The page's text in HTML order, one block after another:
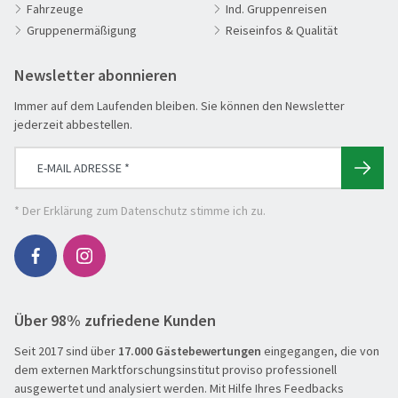
SUCHEN & BUCHEN
REISEKATEGORIE
Aktivreisen
Clubreisen
Deutschland erleben
Entspannen & Wohlfühlen
Erlebnisreise
Flugreisen
Flusskreuzfahrt
Genussreise
Hochseekreuzfahrt
Leserreisen
Osterreisen
Weihnachtsdorf Bad Sassendorf
Fahrzeuge
Gruppenermäßigung
Ind. Gruppenreisen
Reiseinfos & Qualität
Newsletter abonnieren
Immer auf dem Laufenden bleiben. Sie können den Newsletter
jederzeit abbestellen.
* Der Erklärung zum Datenschutz stimme ich zu.
Über 98% zufriedene Kunden
Seit 2017 sind über 17.000 Gästebewertungen eingegangen, die von
dem externen Marktforschungsinstitut proviso professionell
ausgewertet und analysiert werden. Mit Hilfe Ihres Feedbacks